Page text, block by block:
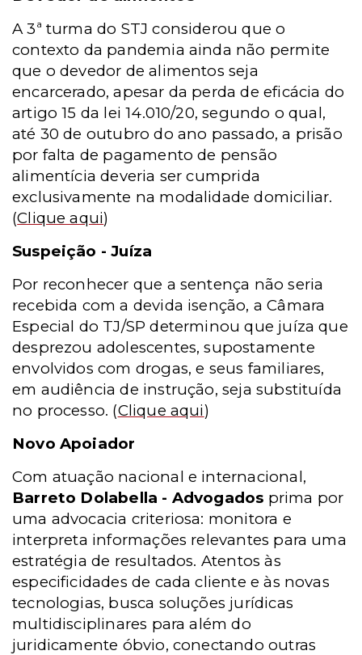
A 3ª turma do STJ considerou que o
contexto da pandemia ainda não permite
que o devedor de alimentos seja
encarcerado, apesar da perda de eficácia do
artigo 15 da lei 14.010/20, segundo o qual,
até 30 de outubro do ano passado, a prisão
por falta de pagamento de pensão
alimentícia deveria ser cumprida
exclusivamente na modalidade domiciliar.
(Clique aqui)
Suspeição - Juíza
Por reconhecer que a sentença não seria
recebida com a devida isenção, a Câmara
Especial do TJ/SP determinou que juíza que
desprezou adolescentes, supostamente
envolvidos com drogas, e seus familiares,
em audiência de instrução, seja substituída
no processo. (Clique aqui)
Novo Apoiador
Com atuação nacional e internacional,
Barreto Dolabella - Advogados prima por
uma advocacia criteriosa: monitora e
interpreta informações relevantes para uma
estratégia de resultados. Atentos às
especificidades de cada cliente e às novas
tecnologias, busca soluções jurídicas
multidisciplinares para além do
juridicamente óbvio, conectando outras